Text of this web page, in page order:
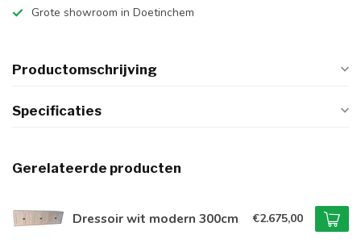
Grote showroom in Doetinchem
Productomschrijving
Specificaties
Gerelateerde producten
Dressoir wit modern 300cm €2.675,00